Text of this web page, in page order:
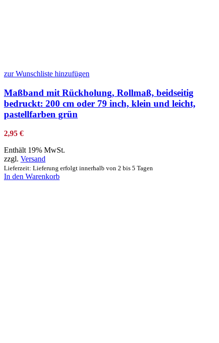
zur Wunschliste hinzufügen
Maßband mit Rückholung, Rollmaß, beidseitig
bedruckt: 200 cm oder 79 inch, klein und leicht,
pastellfarben grün
2,95 €
Enthält 19% MwSt.
zzgl. Versand
Lieferzeit: Lieferung erfolgt innerhalb von 2 bis 5 Tagen
In den Warenkorb